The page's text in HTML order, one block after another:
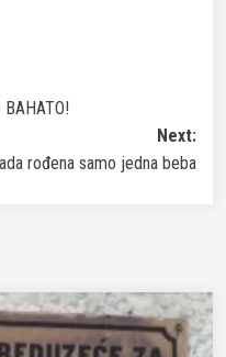
Next:
rođena samo jedna beba